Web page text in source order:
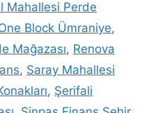
Mahallesi Perde
Block Ümraniye,
Mağazası, Renova
, Saray Mahallesi
, Şerifali